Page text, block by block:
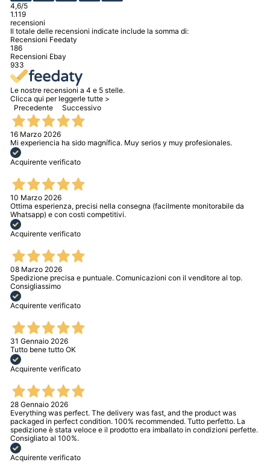
4,6/5
1.119
recensioni
Il totale delle recensioni indicate include la somma di:
Recensioni Feedaty
186
Recensioni Ebay
933
Le nostre recensioni a 4 e 5 stelle.
Clicca qui per leggerle tutte >
Precedente
Successivo
16 Marzo 2026
Mi experiencia ha sido magnífica. Muy serios y muy profesionales.
Acquirente verificato
10 Marzo 2026
Ottima esperienza, precisi nella consegna (facilmente monitorabile da
Whatsapp) e con costi competitivi.
Acquirente verificato
08 Marzo 2026
Spedizione precisa e puntuale. Comunicazioni con il venditore al top.
Consigliassimo
Acquirente verificato
31 Gennaio 2026
Tutto bene tutto OK
Acquirente verificato
28 Gennaio 2026
Everything was perfect. The delivery was fast, and the product was
packaged in perfect condition. 100% recommended. Tutto perfetto. La
spedizione è stata veloce e il prodotto era imballato in condizioni perfette.
Consigliato al 100%.
Acquirente verificato